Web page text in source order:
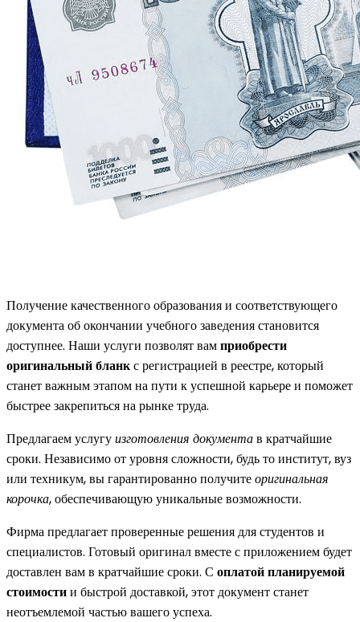
Получение качественного образования и соответствующего
документа об окончании учебного заведения становится
доступнее. Наши услуги позволят вамприобрести
оригинальный бланкс регистрацией в реестре, который
станет важным этапом на пути к успешной карьере и поможет
быстрее закрепиться на рынке труда.
Предлагаем услугуизготовления документав кратчайшие
сроки. Независимо от уровня сложности, будь то институт, вуз
или техникум, вы гарантированно получитеоригинальная
корочка, обеспечивающую уникальные возможности.
Фирма предлагает проверенные решения для студентов и
специалистов. Готовый оригинал вместе с приложением будет
доставлен вам в кратчайшие сроки. С оплатой планируемой
стоимостии быстрой доставкой, этот документ станет
неотъемлемой частью вашего успеха.